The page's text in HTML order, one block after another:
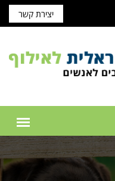
יצירת קשר